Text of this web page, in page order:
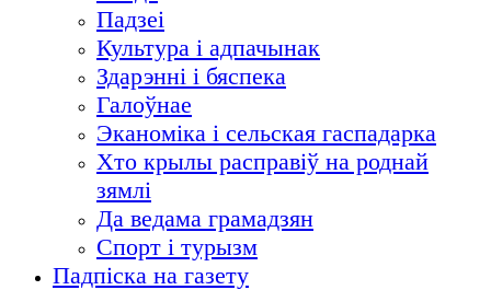
Падзеі
Культура і адпачынак
Здарэнні і бяспека
Галоўнае
Эканоміка і сельская гаспадарка
Хто крылы расправіў на роднай
зямлі
Да ведама грамадзян
Спорт і турызм
Падпіска на газету